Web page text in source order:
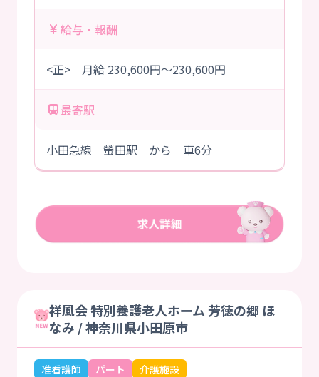
給与・報酬
<正> 月給 230,600円～230,600円
最寄駅
小田急線 螢田駅 から 車6分
祥風会 特別養護老人ホーム 芳徳の郷 ほ
なみ / 神奈川県小田原市
准看護師 パート
介護施設